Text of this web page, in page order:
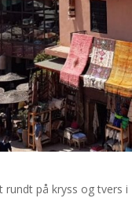
rundt på kryss og